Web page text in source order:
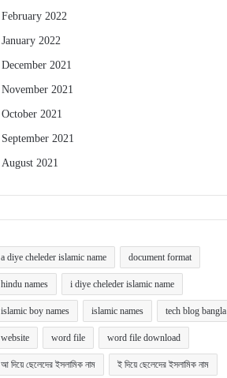
February 2022
January 2022
December 2021
November 2021
October 2021
September 2021
August 2021
a diye cheleder islamic name document format
hindu names i diye cheleder islamic name
islamic boy names islamic names tech blog bangla
website word file word file download
আ দিয়ে ছেলেদের ইসলামিক নাম ই দিয়ে ছেলেদের ইসলামিক নাম